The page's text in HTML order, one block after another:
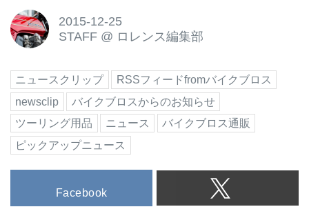
2015-12-25
STAFF @ ロレンス編集部
ニュースクリップ
RSSフィードfromバイクブロス
newsclip
バイクブロスからのお知らせ
ツーリング用品
ニュース
バイクブロス通販
ピックアップニュース
Facebook